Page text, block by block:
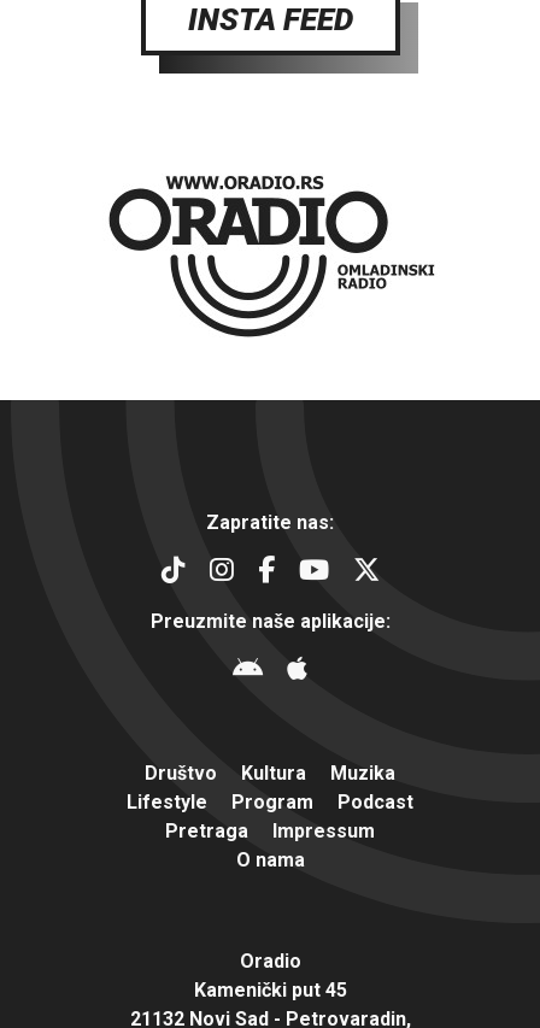
INSTA FEED
Zapratite nas:
Preuzmite naše aplikacije:
Društvo Kultura
Muzika
Lifestyle
Program
Podcast
Pretraga
Impressum
O nama
Oradio
Kamenički put 45
21132 Novi Sad - Petrovaradin,